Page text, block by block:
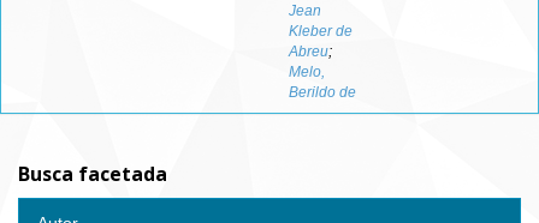
Jean
Kleber de
Abreu;
Melo,
Berildo de
Busca facetada